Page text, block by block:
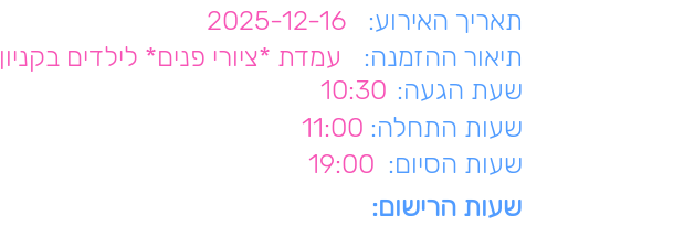
2025-12-16
תאריך האירוע:
עמדת *ציורי פנים* לילדים בקניון
תיאור ההזמנה:
10:30 שעת הגעה:
11:00 שעות התחלה:
19:00 שעות הסיום:
שעות הרישום: